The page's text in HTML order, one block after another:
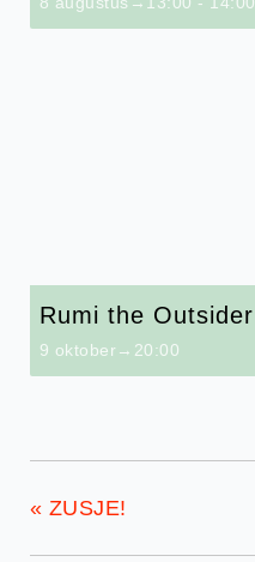
Rumi the Outsider
9 oktober→20:00
« ZUSJE!